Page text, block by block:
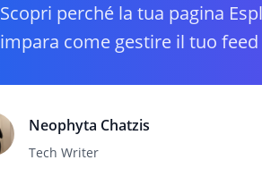
Scopri perché la tua pagina
impara come gestire il tuo
Neophyta Chatzis
Tech Writer